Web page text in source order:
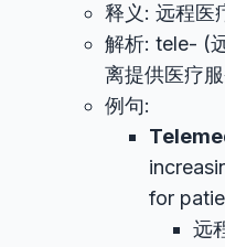
释义: 远程医
解析: tele- (
离提供医疗服
例句:
for
远